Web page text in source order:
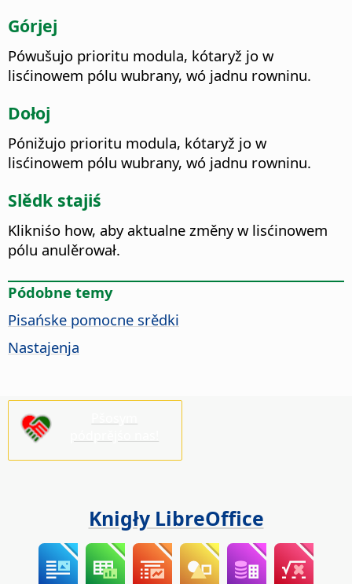
Górjej
Pówušujo prioritu modula, kótaryž jo w
lisćinowem pólu wubrany, wó jadnu rowninu.
Dołoj
Pónižujo prioritu modula, kótaryž jo w
lisćinowem pólu wubrany, wó jadnu rowninu.
Slědk stajiś
Klikniśo how, aby aktualne změny w lisćinowem
pólu anulěrował.
Pódobne temy
Pisańske pomocne srědki
Nastajenja
Knigły LibreOffice